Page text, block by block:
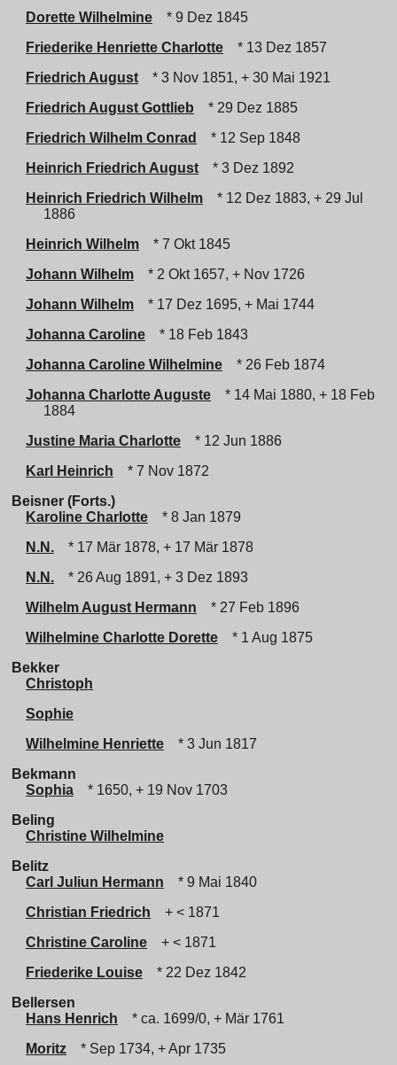
Dorette Wilhelmine
* 9 Dez 1845
Friederike Henriette Charlotte
* 13 Dez 1857
Friedrich August
* 3 Nov 1851, + 30 Mai 1921
Friedrich August Gottlieb
* 29 Dez 1885
Friedrich Wilhelm Conrad
* 12 Sep 1848
Heinrich Friedrich August
* 3 Dez 1892
Heinrich Friedrich Wilhelm
* 12 Dez 1883, + 29 Jul
1886
Heinrich Wilhelm
* 7 Okt 1845
Johann Wilhelm
* 2 Okt 1657, + Nov 1726
Johann Wilhelm
* 17 Dez 1695, + Mai 1744
Johanna Caroline
* 18 Feb 1843
Johanna Caroline Wilhelmine
* 26 Feb 1874
Johanna Charlotte Auguste
* 14 Mai 1880, + 18 Feb
1884
Justine Maria Charlotte
* 12 Jun 1886
Karl Heinrich
* 7 Nov 1872
Beisner (Forts.)
Karoline Charlotte
* 8 Jan 1879
N.N.
* 17 Mär 1878, + 17 Mär 1878
N.N.
* 26 Aug 1891, + 3 Dez 1893
Wilhelm August Hermann
* 27 Feb 1896
Wilhelmine Charlotte Dorette
* 1 Aug 1875
Bekker
Christoph
Sophie
Wilhelmine Henriette
* 3 Jun 1817
Bekmann
Sophia
* 1650, + 19 Nov 1703
Beling
Christine Wilhelmine
Belitz
Carl Juliun Hermann
* 9 Mai 1840
Christian Friedrich
+ < 1871
Christine Caroline
+ < 1871
Friederike Louise
* 22 Dez 1842
Bellersen
Hans Henrich
* ca. 1699/0, + Mär 1761
Moritz
* Sep 1734, + Apr 1735